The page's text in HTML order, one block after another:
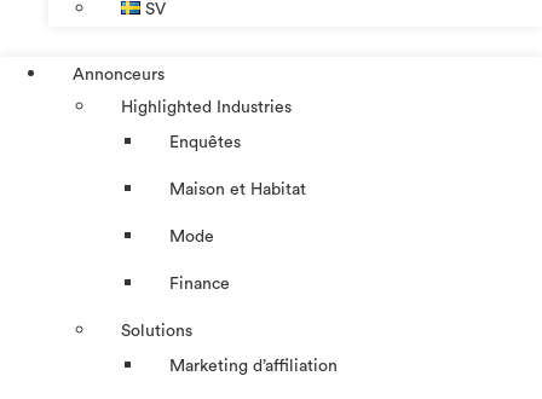
SV
Annonceurs
Highlighted Industries
Enquêtes
Maison et Habitat
Mode
Finance
Solutions
Marketing d’affiliation